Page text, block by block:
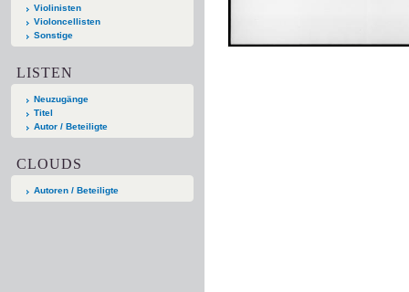
Violinisten
Violoncellisten
Sonstige
LISTEN
Neuzugänge
Titel
Autor / Beteiligte
CLOUDS
Autoren / Beteiligte